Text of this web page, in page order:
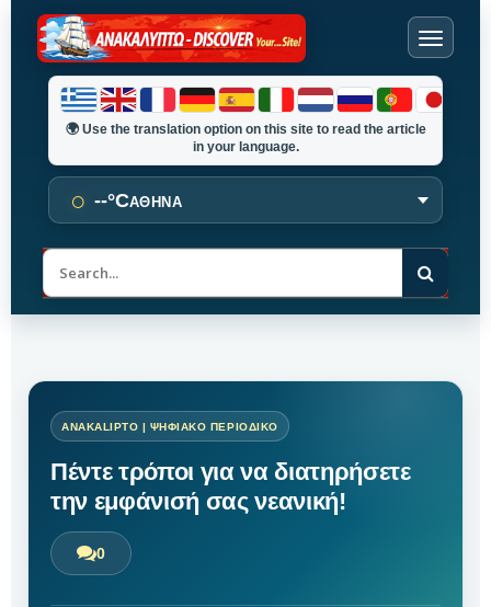
🌍Use the translation option on this site to read the article
in your language.
○ --°CΑΘΗΝΑ
Α
α
ζ
Πέντε τρόποι για να διατηρήσετε
την εμφάνισή σας νεανική!
0